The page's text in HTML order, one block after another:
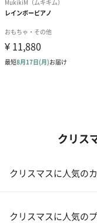
クリス
クリスマスに人気の
クリスマスに人気の